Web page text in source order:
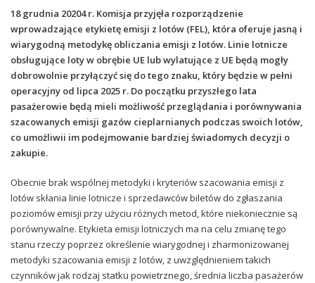
18 grudnia 20204 r. Komisja przyjęła rozporządzenie
wprowadzające etykietę emisji z lotów (FEL), która oferuje jasną i
wiarygodną metodykę obliczania emisji z lotów. Linie lotnicze
obsługujące loty w obrębie UE lub wylatujące z UE będą mogły
dobrowolnie przyłączyć się do tego znaku, który będzie w pełni
operacyjny od lipca 2025 r. Do początku przyszłego lata
pasażerowie będą mieli możliwość przeglądania i porównywania
szacowanych emisji gazów cieplarnianych podczas swoich lotów,
co umożliwii im podejmowanie bardziej świadomych decyzji o
zakupie.
Obecnie brak wspólnej metodyki i kryteriów szacowania emisji z
lotów skłania linie lotnicze i sprzedawców biletów do zgłaszania
poziomów emisji przy użyciu różnych metod, które niekoniecznie są
porównywalne. Etykieta emisji lotniczych ma na celu zmianę tego
stanu rzeczy poprzez określenie wiarygodnej i zharmonizowanej
metodyki szacowania emisji z lotów, z uwzględnieniem takich
czynników jak rodzaj statku powietrznego, średnia liczba pasażerów